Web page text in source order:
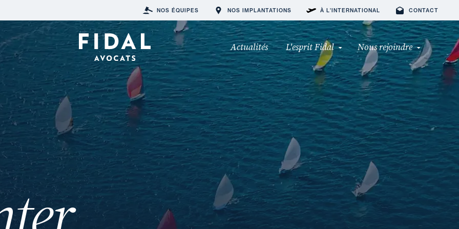
NOS ÉQUIPES NOS IMPLANTATIONS À L'INTERNATIONAL CONTACT
Actualités L'esprit Fidal Nous rejoindre